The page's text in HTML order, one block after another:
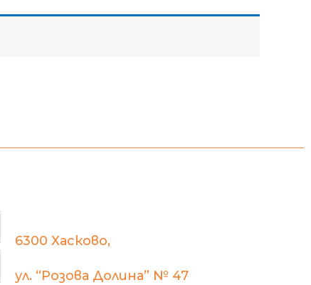
6300 Хасково,
ул. “Розова Долина” № 47